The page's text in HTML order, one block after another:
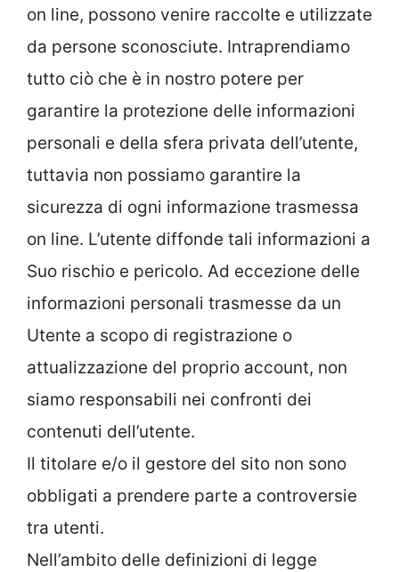
on line, possono venire raccolte e utilizzate
da persone sconosciute. Intraprendiamo
tutto ciò che è in nostro potere per
garantire la protezione delle informazioni
personali e della sfera privata dell’utente,
tuttavia non possiamo garantire la
sicurezza di ogni informazione trasmessa
on line. L’utente diffonde tali informazioni a
Suo rischio e pericolo. Ad eccezione delle
informazioni personali trasmesse da un
Utente a scopo di registrazione o
attualizzazione del proprio account, non
siamo responsabili nei confronti dei
contenuti dell’utente.
Il titolare e/o il gestore del sito non sono
obbligati a prendere parte a controversie
tra utenti.
Nell’ambito delle definizioni di legge